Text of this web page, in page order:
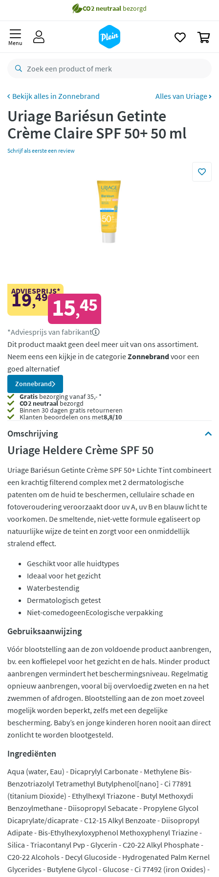
Gratisbezorging vanaf 35,- *
Bestelling uiterlijkmaandag
Gratisretourneren
Betaal met Klarna
Menu
Zonnebrand Alles van Uriage
Uriage Bariésun Getinte
Crème Claire SPF 50+ 50 ml
Schrijf als eerste een review
ADVIESPRIJS*
19,49 15,45
*Adviesprijs van fabrikant
Dit product maakt geen deel meer uit van ons assortiment.
Neem eens een kijkje in de categorieZonnebrandvoor een
goed alternatief
Zonnebrand
Gratis bezorging vanaf 35,- *
CO2 neutraalbezorgd
Binnen 30 dagen gratis retourneren
Klanten beoordelen ons met8,8/10
Omschrijving
Uriage Heldere Crème SPF 50
Uriage Bariésun Getinte Crème SPF 50+ Lichte Tint combineert
een krachtig filterend complex met 2 dermatologische
patenten om de huid te beschermen, cellulaire schade en
fotoveroudering veroorzaakt door uv A, uv B en blauw licht te
voorkomen. De smeltende, niet-vette formule egaliseert op
natuurlijke wijze de teint en zorgt voor een onmiddellijk
stralend effect.
Geschikt voor alle huidtypes
Ideaal voor het gezicht
Waterbestendig
Dermatologisch getest
Niet-comedogeenEcologische verpakking
Gebruiksaanwijzing
Vóór blootstelling aan de zon voldoende product aanbrengen,
bv. een koffielepel voor het gezicht en de hals. Minder product
aanbrengen vermindert het beschermingsniveau. Regelmatig
opnieuw aanbrengen, vooral bij overvloedig zweten en na het
zwemmen of afdrogen. Blootstelling aan de zon moet zoveel
mogelijk worden beperkt, zelfs met een degelijke
bescherming. Baby’s en jonge kinderen horen nooit aan direct
zonlicht te worden blootgesteld.
Ingrediënten
Aqua (water, Eau) - Dicaprylyl Carbonate - Methylene Bis-
Benzotriazolyl Tetramethyl Butylphenol[nano] - Ci 77891
(titanium Dioxide) - Ethylhexyl Triazone - Butyl Methoxydi
Benzoylmethane - Diisopropyl Sebacate - Propylene Glycol
Dicaprylate/dicaprate - C12-15 Alkyl Benzoate - Diisopropyl
Adipate - Bis-Ethylhexyloxyphenol Methoxyphenyl Triazine -
Silica - Triacontanyl Pvp - Glycerin - C20-22 Alkyl Phosphate -
C20-22 Alcohols - Decyl Glucoside - Hydrogenated Palm Kernel
Glycerides - Butylene Glycol - Glucose - Ci 77492 (iron Oxides) -